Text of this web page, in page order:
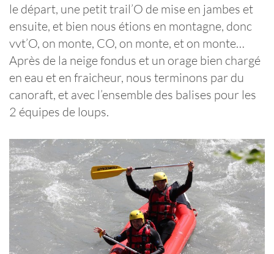
le départ, une petit trail’O de mise en jambes et
ensuite, et bien nous étions en montagne, donc
vvt’O, on monte, CO, on monte, et on monte…
Après de la neige fondus et un orage bien chargé
en eau et en fraicheur, nous terminons par du
canoraft, et avec l’ensemble des balises pour les
2 équipes de loups.